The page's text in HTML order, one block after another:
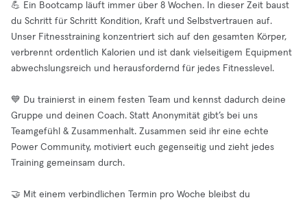
💪 Ein Bootcamp läuft immer über 8 Wochen. In dieser Zeit baust
du Schritt für Schritt Kondition, Kraft und Selbstvertrauen auf.
Unser Fitnesstraining konzentriert sich auf den gesamten Körper,
verbrennt ordentlich Kalorien und ist dank vielseitigem Equipment
abwechslungsreich und herausfordernd für jedes Fitnesslevel.
💙 Du trainierst in einem festen Team und kennst dadurch deine
Gruppe und deinen Coach. Statt Anonymität gibt’s bei uns
Teamgefühl & Zusammenhalt. Zusammen seid ihr eine echte
Power Community, motiviert euch gegenseitig und zieht jedes
Training gemeinsam durch.
🤝 Mit einem verbindlichen Termin pro Woche bleibst du